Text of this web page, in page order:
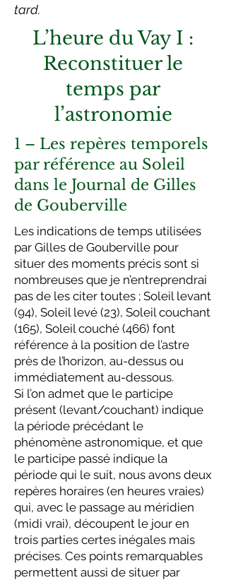
tard.
L’heure du Vay I :
Reconstituer le
temps par
l’astronomie
1 – Les repères temporels
par référence au Soleil
dans le Journal de Gilles
de Gouberville
Les indications de temps utilisées
par Gilles de Gouberville pour
situer des moments précis sont si
nombreuses que je n’entreprendrai
pas de les citer toutes ; Soleil levant
(94), Soleil levé (23), Soleil couchant
(165), Soleil couché (466) font
référence à la position de l’astre
près de l’horizon, au-dessus ou
immédiatement au-dessous.
Si l’on admet que le participe
présent (levant/couchant) indique
la période précédant le
phénomène astronomique, et que
le participe passé indique la
période qui le suit, nous avons deux
repères horaires (en heures vraies)
qui, avec le passage au méridien
(midi vrai), découpent le jour en
trois parties certes inégales mais
précises. Ces points remarquables
permettent aussi de situer par